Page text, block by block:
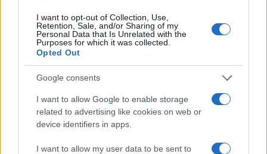
I want to opt-out of Collection, Use,
Retention, Sale, and/or Sharing of my
Personal Data that Is Unrelated with the
Purposes for which it was collected.
Opted Out
Google consents
I want to allow Google to enable storage
related to advertising like cookies on web or
device identifiers in apps.
I want to allow my user data to be sent to
Petrolio in calo: Brent a 88.9 dollari, ribassi diffusi tra le
materie prime
Andrea Innocenti · 6 Ago 2026
NEWS